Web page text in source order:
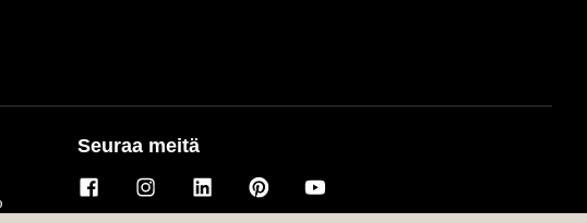
Seuraa meitä